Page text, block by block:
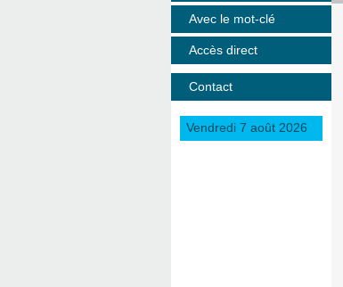
Avec le mot-clé
Accès direct
Contact
Vendredi 7 août 2026